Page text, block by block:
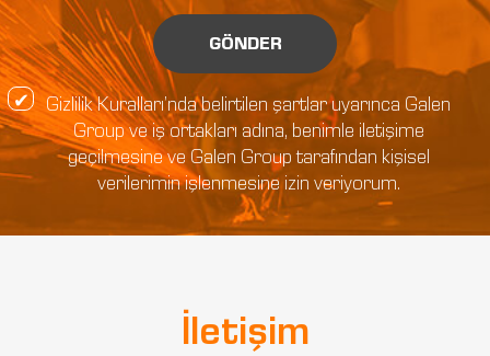
GÖNDER
Gizlilik Kuralları’nda belirtilen şartlar uyarınca Galen
Group ve iş ortakları adına, benimle iletişime
geçilmesine ve Galen Group tarafından kişisel
verilerimin işlenmesine izin veriyorum.
İletişim